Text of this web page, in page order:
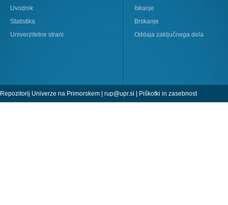
Uvodnik
Statistika
Univerzitetne strani
Iskanje
Brskanje
Oddaja zaključnega dela
Repozitorij Univerze na Primorskem | rup@upr.si | Piškotki in zasebnost